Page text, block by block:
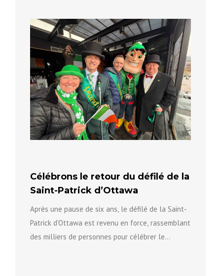
Célébrons le retour du défilé de la
Saint-Patrick d’Ottawa
Après une pause de six ans, le défilé de la Saint-
Patrick d’Ottawa est revenu en force, rassemblant
des milliers de personnes pour célébrer le